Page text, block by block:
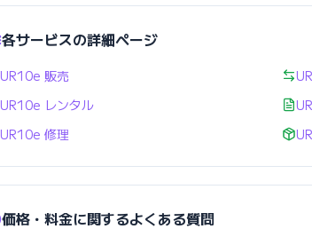
各サービスの詳細ページ
UR10e 販売
UR10e レンタル
UR10e 修理
価格・料金に関するよくある質問